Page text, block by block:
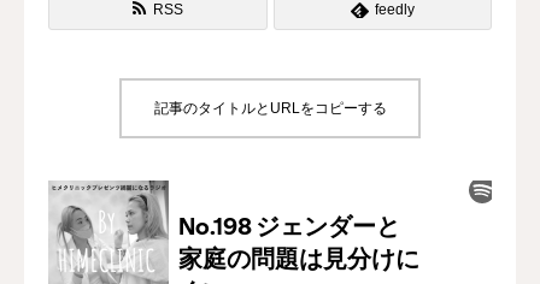
RSS feedly
記事のタイトルとURLをコピーする